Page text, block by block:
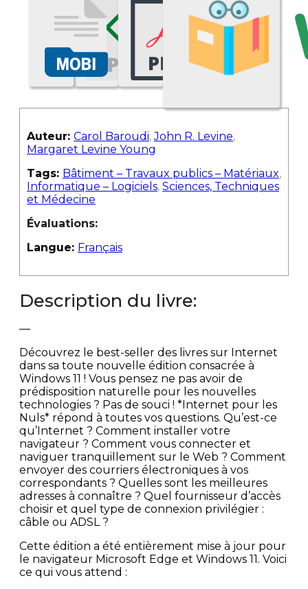
Auteur: Carol Baroudi,John R. Levine,
Margaret Levine Young
Tags: Bâtiment – Travaux publics – Matériaux,
Informatique – Logiciels, Sciences, Techniques
et Médecine
Évaluations:
Langue: Français
Description du livre:
—
Découvrez le best-seller des livres sur Internet
dans sa toute nouvelle édition consacrée à
Windows 11 ! Vous pensez ne pas avoir de
prédisposition naturelle pour les nouvelles
technologies ? Pas de souci ! *Internet pour les
Nuls* répond à toutes vos questions. Qu’est-ce
qu’Internet ? Comment installer votre
navigateur ? Comment vous connecter et
naviguer tranquillement sur le Web ? Comment
envoyer des courriers électroniques à vos
correspondants ? Quelles sont les meilleures
adresses à connaître ? Quel fournisseur d’accès
choisir et quel type de connexion privilégier :
câble ou ADSL ?
Cette édition a été entièrement mise à jour pour
le navigateur Microsoft Edge et Windows 11. Voici
ce qui vous attend :